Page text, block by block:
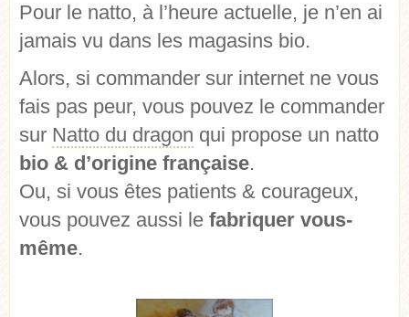
Pour le natto, à l’heure actuelle, je n’en ai
jamais vu dans les magasins bio.
Alors, si commander sur internet ne vous
fais pas peur, vous pouvez le commander
sur Natto du dragon qui propose un natto
bio & d’origine française.
Ou, si vous êtes patients & courageux,
vous pouvez aussi le fabriquer vous-
même.